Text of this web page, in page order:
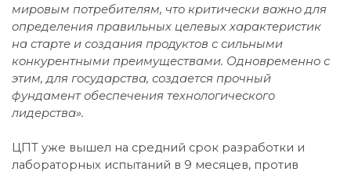
мировым потребителям, что критически важно для
определения правильных целевых характеристик
на старте и создания продуктов с сильными
конкурентными преимуществами. Одновременно с
этим, для государства, создается прочный
фундамент обеспечения технологического
лидерства».
ЦПТ уже вышел на средний срок разработки и
лабораторных испытаний в 9 месяцев, против